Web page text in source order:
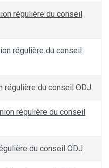
régulière du conseil
régulière du conseil
régulière du conseil ODJ
régulière du conseil
du conseil ODJ